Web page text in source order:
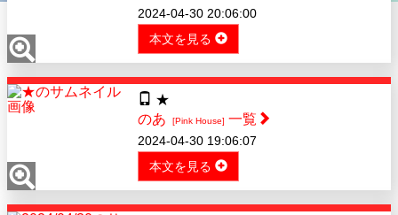
2024-04-30 20:06:00
本文を見る
★
のあ
[Pink House] 一覧
2024-04-30 19:06:07
本文を見る